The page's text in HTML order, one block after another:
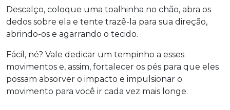
Descalço, coloque uma toalhinha no chão, abra os
dedos sobre ela e tente trazê-la para sua direção,
abrindo-os e agarrando o tecido.
Fácil, né? Vale dedicar um tempinho a esses
movimentos e, assim, fortalecer os pés para que eles
possam absorver o impacto e impulsionar o
movimento para você ir cada vez mais longe.